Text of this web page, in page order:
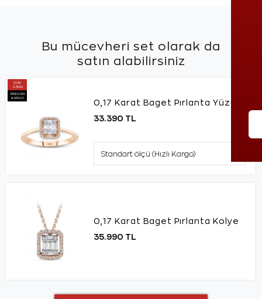
Bu mücevheri set olarak da
satın alabilirsiniz
ÇOK
SATAN
AYNI GÜN
KARGO
0,17 Karat Baget Pırlanta Yüzük
33.390 TL
0,17 Karat Baget Pırlanta Kolye
35.990 TL